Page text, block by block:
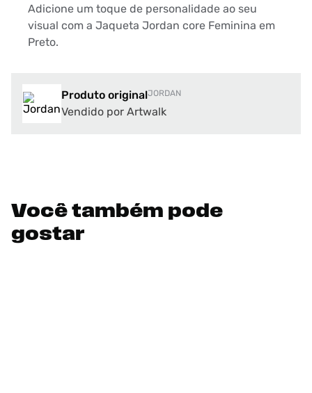
Adicione um toque de personalidade ao seu
visual com a Jaqueta Jordan core Feminina em
Preto.
Produto originalJORDAN
Vendido por Artwalk
Você também pode
gostar